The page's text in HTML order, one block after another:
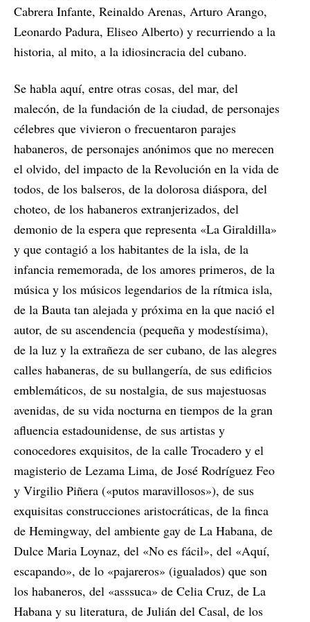
Cabrera Infante, Reinaldo Arenas, Arturo Arango,
Leonardo Padura, Eliseo Alberto) y recurriendo a la
historia, al mito, a la idiosincracia del cubano.
Se habla aquí, entre otras cosas, del mar, del
malecón, de la fundación de la ciudad, de personajes
célebres que vivieron o frecuentaron parajes
habaneros, de personajes anónimos que no merecen
el olvido, del impacto de la Revolución en la vida de
todos, de los balseros, de la dolorosa diáspora, del
choteo, de los habaneros extranjerizados, del
demonio de la espera que representa «La Giraldilla»
y que contagió a los habitantes de la isla, de la
infancia rememorada, de los amores primeros, de la
música y los músicos legendarios de la rítmica isla,
de la Bauta tan alejada y próxima en la que nació el
autor, de su ascendencia (pequeña y modestísima),
de la luz y la extrañeza de ser cubano, de las alegres
calles habaneras, de su bullangería, de sus edificios
emblemáticos, de su nostalgia, de sus majestuosas
avenidas, de su vida nocturna en tiempos de la gran
afluencia estadounidense, de sus artistas y
conocedores exquisitos, de la calle Trocadero y el
magisterio de Lezama Lima, de José Rodríguez Feo
y Virgilio Piñera («putos maravillosos»), de sus
exquisitas construcciones aristocráticas, de la finca
de Hemingway, del ambiente gay de La Habana, de
Dulce Maria Loynaz, del «No es fácil», del «Aquí,
escapando», de lo «pajareros» (igualados) que son
los habaneros, del «asssuca» de Celia Cruz, de La
Habana y su literatura, de Julián del Casal, de los